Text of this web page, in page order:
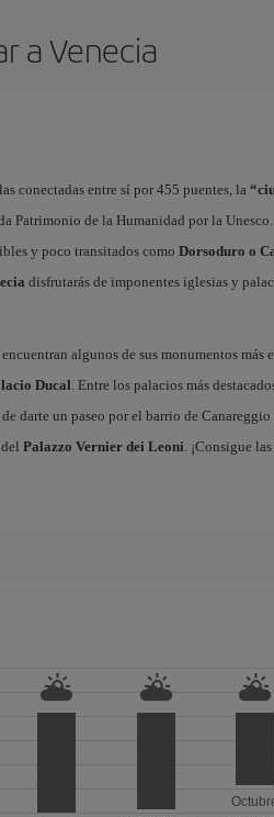
a Venecia
conectadas entre sí por 455 puentes, la
Patrimonio de la Humanidad por la Unesco.
y poco transitados como Dorsoduro o
disfrutarás de imponentes iglesias y
algunos de sus monumentos más
Ducal. Entre los palacios más
darte un paseo por el barrio de
Palazzo Vernier dei Leoni. ¡Consigue las